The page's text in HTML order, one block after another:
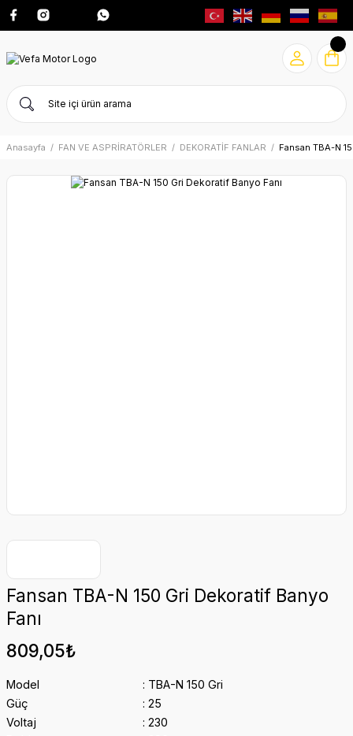
Anasayfa FAN VE ASPRİRATÖRLER DEKORATİF FANLAR Fansan TBA-N
Fansan TBA-N 150 Gri Dekoratif Banyo
Fanı
809,05₺
Model
TBA-N 150 Gri
Güç
25
Voltaj
230